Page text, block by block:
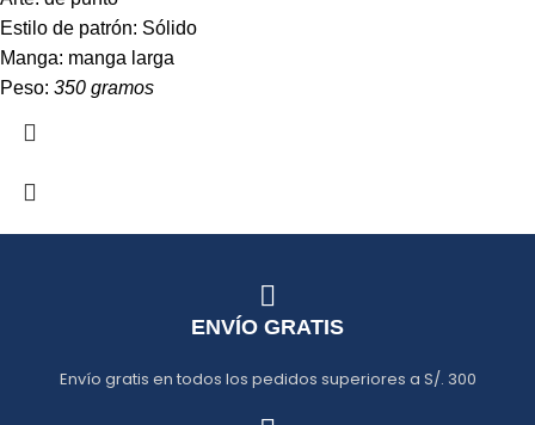
Estilo de patrón: Sólido
Manga: manga larga
Peso: 350 gramos
ENVÍO GRATIS
Envío gratis en todos los pedidos superiores a S/. 300